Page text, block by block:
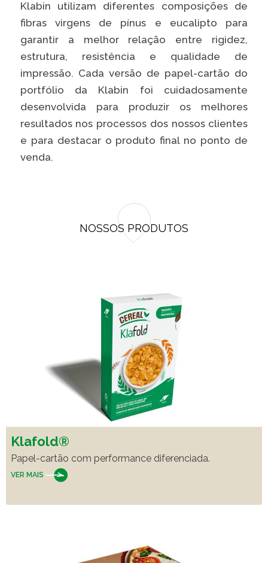
Klabin
VER A LISTA COMPLETA
Klabin utilizam diferentes composições de
fibras virgens de pínus e eucalipto para
garantir a melhor relação entre rigidez,
estrutura, resistência e qualidade de
impressão. Cada versão de papel-cartão do
portfólio da Klabin foi cuidadosamente
desenvolvida para produzir os melhores
resultados nos processos dos nossos clientes
e para destacar o produto final no ponto de
venda.
NOSSOS PRODUTOS
Klafold®
Papel-cartão com performance diferenciada.
VER MAIS